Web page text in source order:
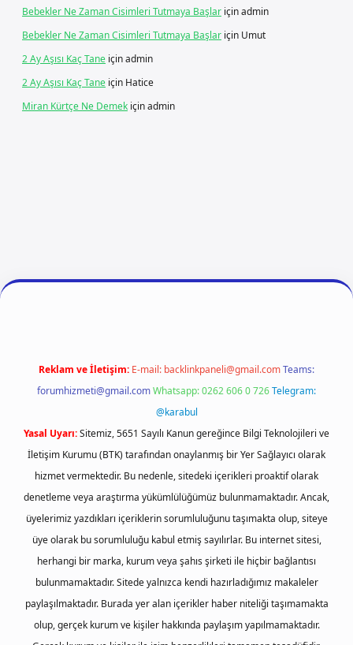
Bebekler Ne Zaman Cisimleri Tutmaya Başlar içinadmin
Bebekler Ne Zaman Cisimleri Tutmaya Başlar için Umut
2 Ay Aşısı Kaç Tane içinadmin
2 Ay Aşısı Kaç Tane için Hatice
Miran Kürtçe Ne Demek içinadmin
girişbetexper
Reklam ve İletişim: E-mail: backlinkpaneli@gmail.comTeams:
forumhizmeti@gmail.comWhatsapp: 0262 606 0 726Telegram:
@karabul
Yasal Uyarı:Sitemiz, 5651 Sayılı Kanun gereğince Bilgi Teknolojileri ve
İletişim Kurumu (BTK) tarafından onaylanmış bir Yer Sağlayıcı olarak
hizmet vermektedir. Bu nedenle, sitedeki içerikleri proaktif olarak
denetleme veya araştırma yükümlülüğümüz bulunmamaktadır. Ancak,
üyelerimiz yazdıkları içeriklerin sorumluluğunu taşımakta olup, siteye
üye olarak bu sorumluluğu kabul etmiş sayılırlar. Bu internet sitesi,
herhangi bir marka, kurum veya şahıs şirketi ile hiçbir bağlantısı
bulunmamaktadır. Sitede yalnızca kendi hazırladığımız makaleler
paylaşılmaktadır. Burada yer alan içerikler haber niteliği taşımamakta
olup, gerçek kurum ve kişiler hakkında paylaşım yapılmamaktadır.